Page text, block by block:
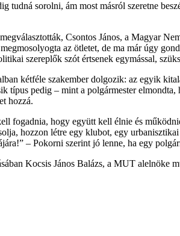
sorolni, ám most másról szeretne
Csontos János, a Magyar
az ötletet, de ma már úgy
szereplők szót értsenek egymással,
kétféle szakember dolgozik: az egyik
pedig – mint a polgármester
hozzá.
fogadnia, hogy együtt kell élnie és
hozzon létre egy klubot, egy
– Pokorni szerint jó lenne, ha egy
Kocsis János Balázs, a MUT alelnöke